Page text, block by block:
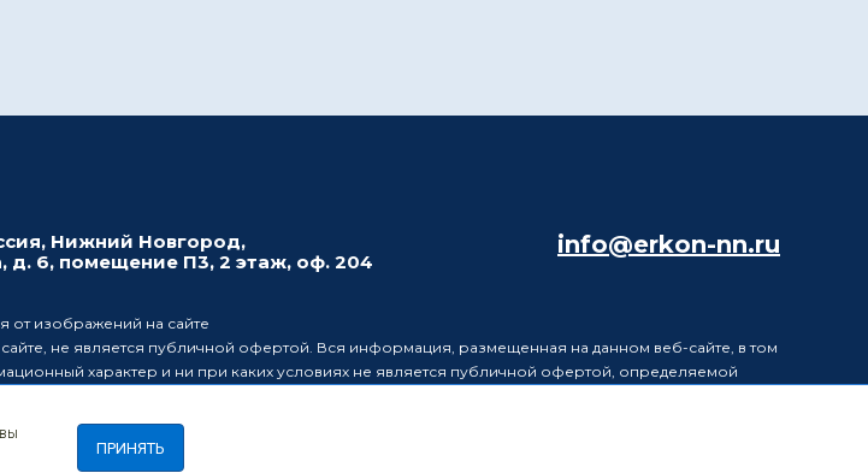
Нижний Новгород,
д. 6, помещение П3, 2 этаж, оф. 204
info@erkon-nn.ru
от изображений на сайте
не является публичной офертой. Вся информация, размещенная на данном веб-сайте, в том
характер и ни при каких условиях не является публичной офертой, определяемой
порядке вносить изменения в информацию, размещенную на данном веб-сайте, без
ПРИНЯТЬ